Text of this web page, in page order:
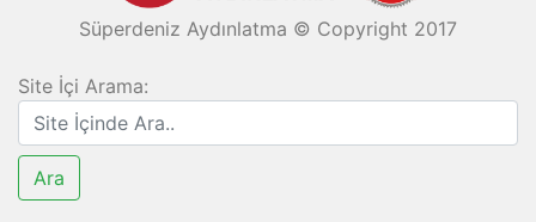
Süperdeniz Aydınlatma © Copyright 2017
Site İçi Arama: